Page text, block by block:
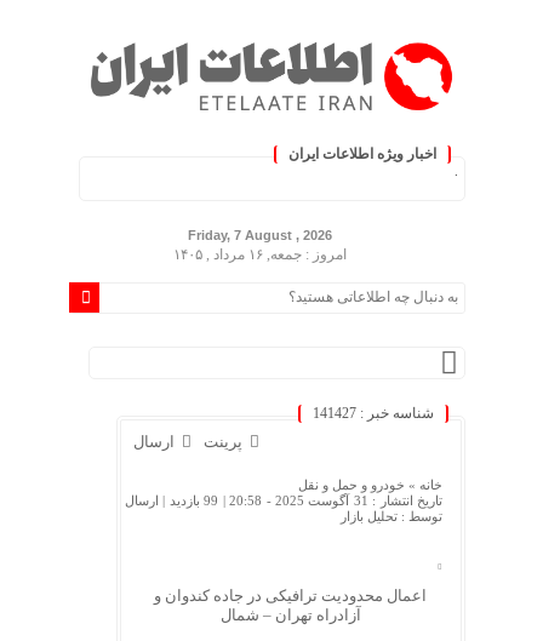
اخبار ویژه اطلاعات ایران
Friday, 7 August , 2026
امروز : جمعه, ۱۶ مرداد , ۱۴۰۵
شناسه خبر : 141427
ارسال پرینت
خانه » خودرو و حمل و نقل
تاریخ انتشار : 31 آگوست 2025 - 20:58 |
99 بازدید
| ارسال
توسط : تحلیل بازار
اعمال محدودیت ترافیکی در جاده کندوان و
آزادراه تهران – شمال